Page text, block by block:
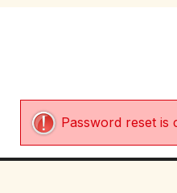
Password reset is